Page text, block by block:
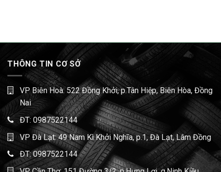
THÔNG TIN CƠ SỞ
VP Biên Hoà: 522 Đồng Khởi, p.Tân Hiệp, Biên Hòa, Đồng
Nai
ĐT: 0987522144
VP Đà Lạt: 49 Nam Kì Khởi Nghĩa, p.1, Đà Lạt, Lâm Đồng
ĐT:0987522144